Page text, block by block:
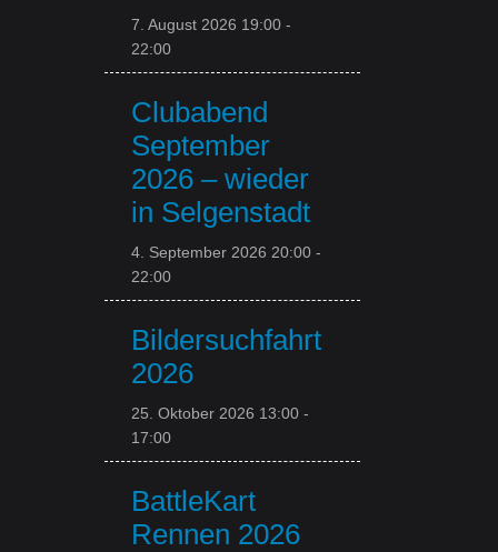
7. August 2026 19:00 -
22:00
Clubabend
September
2026 – wieder
in Selgenstadt
4. September 2026 20:00 -
22:00
Bildersuchfahrt
2026
25. Oktober 2026 13:00 -
17:00
BattleKart
Rennen 2026